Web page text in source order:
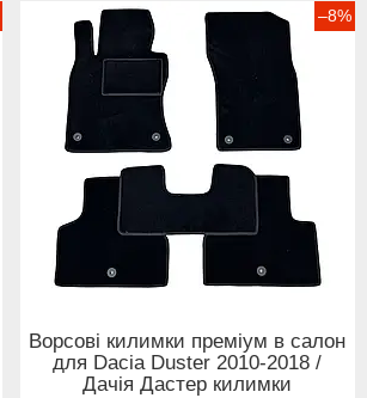
–8%
Ворсові килимки преміум в салон
для Dacia Duster 2010-2018 /
Дачія Дастер килимки